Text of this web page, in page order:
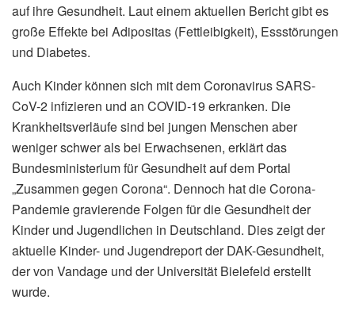
auf ihre Gesundheit. Laut einem aktuellen Bericht gibt es
große Effekte bei Adipositas (Fettleibigkeit), Essstörungen
und Diabetes.
Auch Kinder können sich mit dem Coronavirus SARS-
CoV-2 infizieren und an COVID-19 erkranken. Die
Krankheitsverläufe sind bei jungen Menschen aber
weniger schwer als bei Erwachsenen, erklärt das
Bundesministerium für Gesundheit auf dem Portal
„Zusammen gegen Corona“. Dennoch hat die Corona-
Pandemie gravierende Folgen für die Gesundheit der
Kinder und Jugendlichen in Deutschland. Dies zeigt der
aktuelle Kinder- und Jugendreport der DAK-Gesundheit,
der von Vandage und der Universität Bielefeld erstellt
wurde.